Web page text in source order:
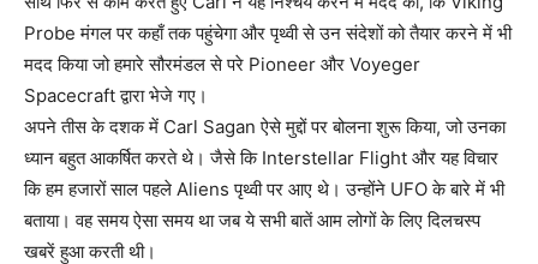
Probe मंगल पर कहाँ तक पहुंचेगा और पृथ्वी से उन संदेशों को तैयार करने में भी
मदद किया जो हमारे सौरमंडल से परे Pioneer और Voyeger
Spacecraft द्वारा भेजे गए।
अपने तीस के दशक में Carl Sagan ऐसे मुद्दों पर बोलना शुरू किया, जो उनका
ध्यान बहुत आकर्षित करते थे। जैसे कि Interstellar Flight और यह विचार
कि हम हजारों साल पहले Aliens पृथ्वी पर आए थे। उन्होंने UFO के बारे में भी
बताया। वह समय ऐसा समय था जब ये सभी बातें आम लोगों के लिए दिलचस्प
खबरें हुआ करती थी।